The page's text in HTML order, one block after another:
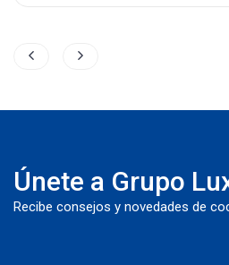
Únete a Grupo
Recibe consejos y novedades de